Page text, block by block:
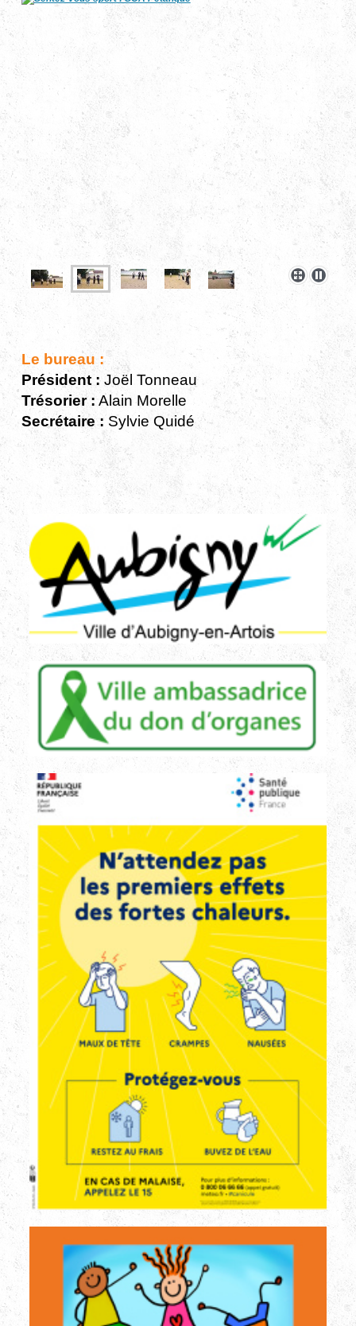
Le bureau :
Président : Joël Tonneau
Trésorier : Alain Morelle
Secrétaire : Sylvie Quidé